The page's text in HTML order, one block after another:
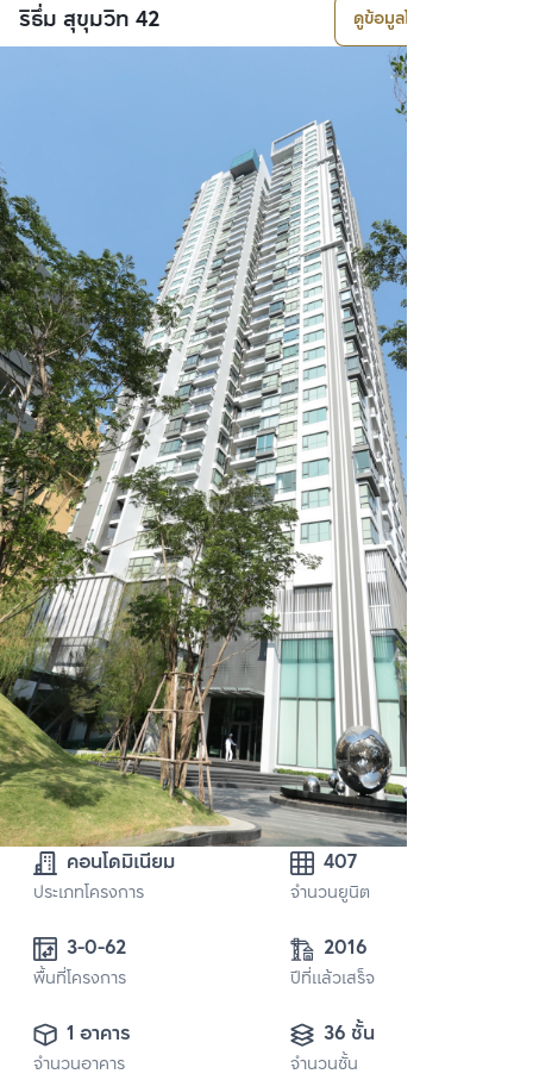
ริธึ่ม สุขุมวิท 42 ดูข้อมูลโครงการ
คอนโดมิเนียม
ประเภทโครงการ
407
จำนวนยูนิต
3-0-62
พื้นที่โครงการ
2016
ปีที่แล้วเสร็จ
1 อาคาร
จำนวนอาคาร
36 ชั้น
จำนวนชั้น